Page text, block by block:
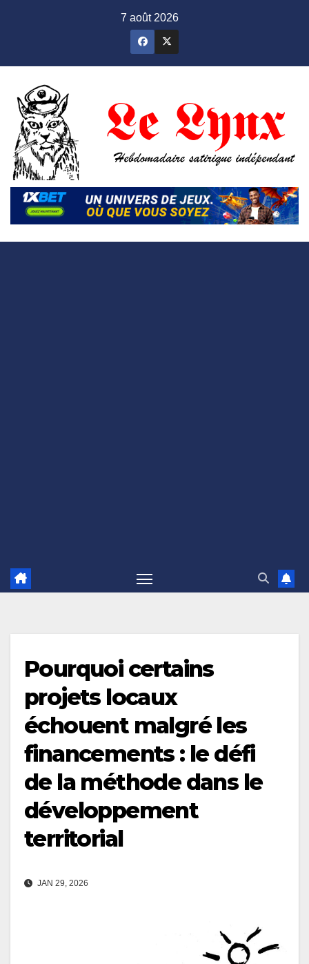
7 août 2026
Pourquoi certains
projets locaux
échouent malgré les
financements : le défi
de la méthode dans le
développement
territorial
JAN 29, 2026